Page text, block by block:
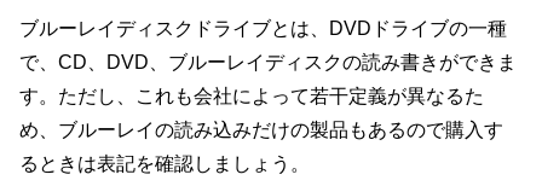
ブルーレイディスクドライブとは、DVDドライブの一種
で、CD、DVD、ブルーレイディスクの読み書きができま
す。ただし、これも会社によって若干定義が異なるた
め、ブルーレイの読み込みだけの製品もあるので購入す
るときは表記を確認しましょう。